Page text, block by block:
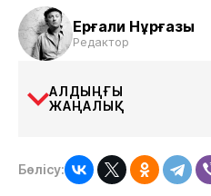
Ерғали Нұрғазы
Редактор
АЛДЫҢҒЫ
ЖАҢАЛЫҚ
Бөлісу: